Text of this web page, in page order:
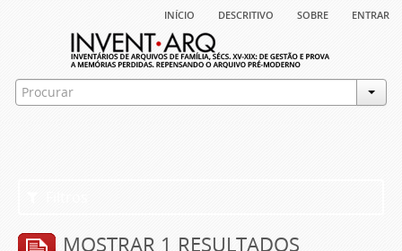
início descritivo sobre entrar
MOSTRAR 1 RESULTADOS